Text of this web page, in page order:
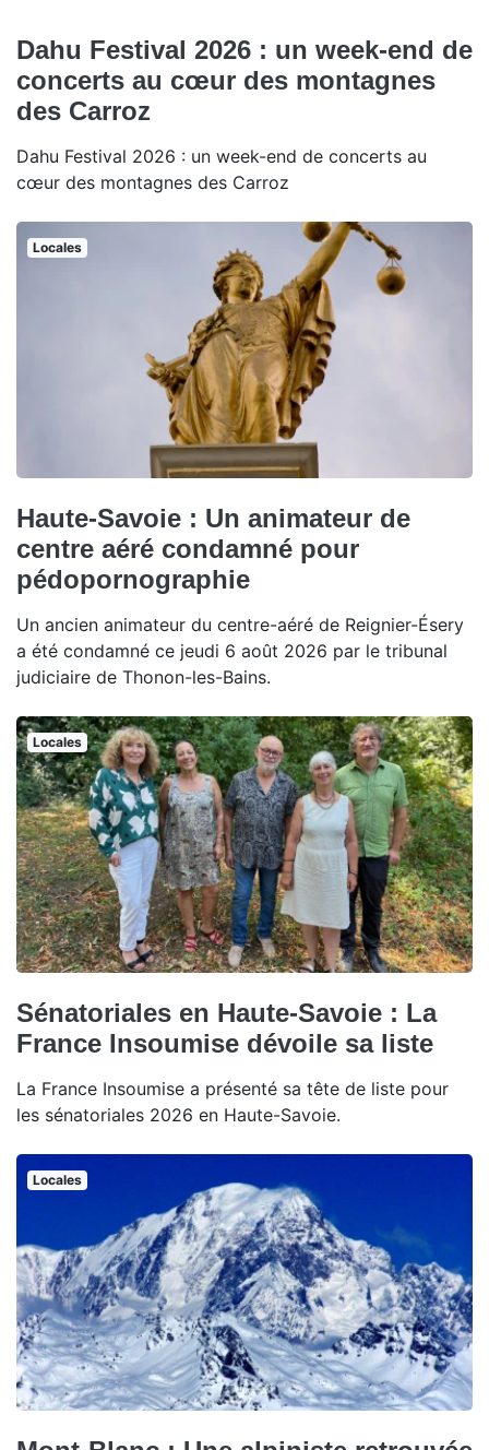
Dahu Festival 2026 : un week-end de
concerts au cœur des montagnes
des Carroz
Dahu Festival 2026 : un week-end de concerts au
cœur des montagnes des Carroz
Locales
Haute-Savoie : Un animateur de
centre aéré condamné pour
pédopornographie
Un ancien animateur du centre-aéré de Reignier-Ésery
a été condamné ce jeudi 6 août 2026 par le tribunal
judiciaire de Thonon-les-Bains.
Locales
Sénatoriales en Haute-Savoie : La
France Insoumise dévoile sa liste
La France Insoumise a présenté sa tête de liste pour
les sénatoriales 2026 en Haute-Savoie.
Locales